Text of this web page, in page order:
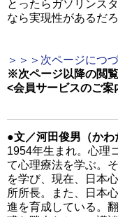
とったらガソリンス
なら実現性があるだろ
＞＞＞次ページにつづ
※次ページ以降の閲覧
<会員サービスのご案
●文／河田俊男（かわ
1954年生まれ。心理
て心理療法を学ぶ。
を学び、現在、日本
所所長。また、日本
進を育成している。